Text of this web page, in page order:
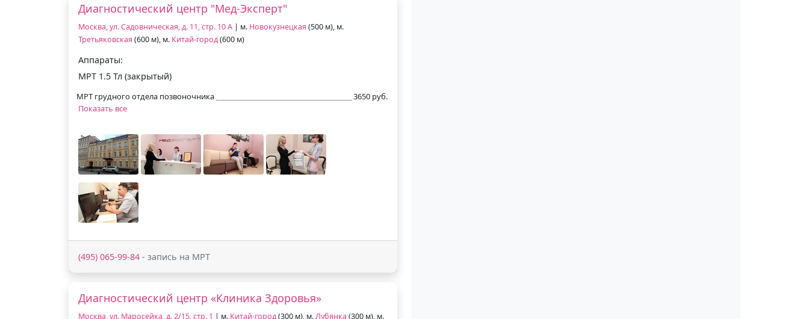
Диагностический центр "Мед-Эксперт"
Москва, ул. Садовническая, д. 11, стр. 10 А | м. Новокузнецкая (500 м), м.
Третьяковская (600 м), м. Китай-город(600 м)
Аппараты:
МРТ 1.5 Тл (закрытый)
МРТ грудного отдела позвоночника
3650 руб.
Показать все
(495) 065-99-84 - запись на МРТ
Диагностический центр «Клиника Здоровья»
Москва, ул. Маросейка, д. 2/15, стр. 1 | м. Китай-город(300 м), м.Лубянка (300 м), м.